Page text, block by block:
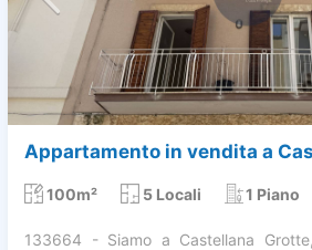
Appartamento in vendita a
100m² 5 Locali 1 Piano
133664 - Siamo a Castellana